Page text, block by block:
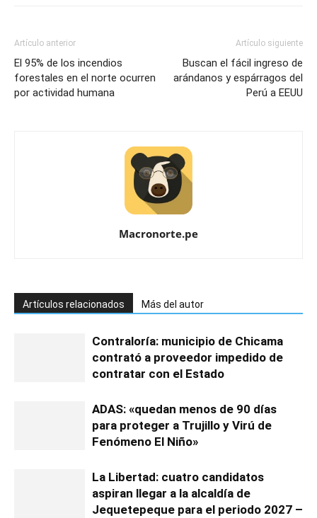
Artículo anterior
El 95% de los incendios
forestales en el norte ocurren
por actividad humana
Artículo siguiente
Buscan el fácil ingreso de
arándanos y espárragos del
Perú a EEUU
Macronorte.pe
Artículos relacionados Más del autor
Contraloría: municipio de Chicama
contrató a proveedor impedido de
contratar con el Estado
ADAS: «quedan menos de 90 días
para proteger a Trujillo y Virú de
Fenómeno El Niño»
La Libertad: cuatro candidatos
aspiran llegar a la alcaldía de
Jequetepeque para el periodo 2027 –